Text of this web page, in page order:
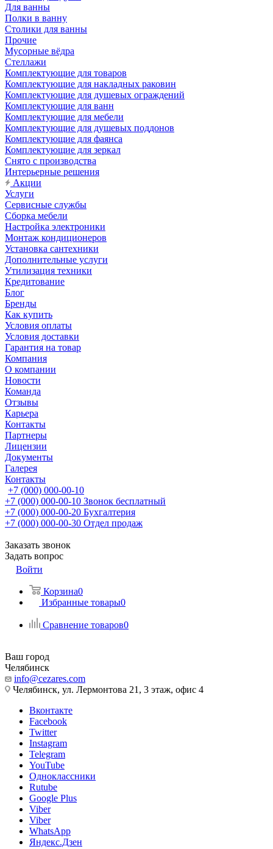
Для ванны
Полки в ванну
Столики для ванны
Прочие
Мусорные вёдра
Стеллажи
Комплектующие для товаров
Комплектующие для накладных раковин
Комплектующие для душевых ограждений
Комплектующие для ванн
Комплектующие для мебели
Комплектующие для душевых поддонов
Комплектующие для фаянса
Комплектующие для зеркал
Снято с производства
Интерьерные решения
Акции
Услуги
Сервисные службы
Сборка мебели
Настройка электроники
Монтаж кондиционеров
Установка сантехники
Дополнительные услуги
Утилизация техники
Кредитование
Блог
Бренды
Как купить
Условия оплаты
Условия доставки
Гарантия на товар
Компания
О компании
Новости
Команда
Отзывы
Карьера
Контакты
Партнеры
Лицензии
Документы
Галерея
Контакты
+7 (000) 000-00-10
+7 (000) 000-00-10 Звонок бесплатный
+7 (000) 000-00-20 Бухгалтерия
+7 (000) 000-00-30 Отдел продаж
Заказать звонок
Задать вопрос
Войти
Корзина0
Избранные товары0
Сравнение товаров0
Ваш город
Челябинск
info@cezares.com
Челябинск, ул. Лермонтова 21, 3 этаж, офис 4
Вконтакте
Facebook
Twitter
Instagram
Telegram
YouTube
Одноклассники
Rutube
Google Plus
Viber
Viber
WhatsApp
Яндекс.Дзен